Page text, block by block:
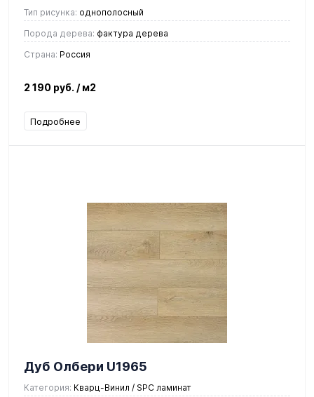
Тип рисунка: однополосный
Порода дерева: фактура дерева
Страна: Россия
2 190 руб. / м2
Подробнее
Дуб Олбери U1965
Категория: Кварц-Винил / SPC ламинат